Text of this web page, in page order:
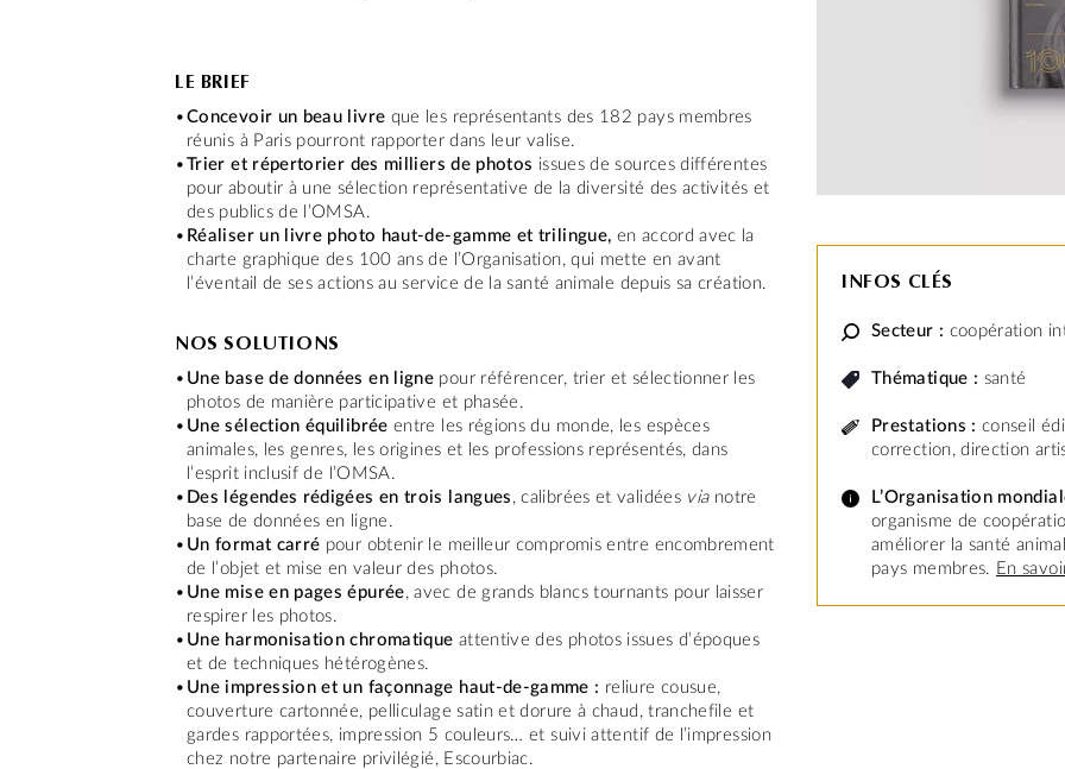
LE BRIEF
Concevoir un beau livre que les représentants des 182 pays membres
réunis à Paris pourront rapporter dans leur valise.
Trier et répertorier des milliers de photos issues de sources différentes
pour aboutir à une sélection représentative de la diversité des activités et
des publics de l’OMSA.
Réaliser un livre photo haut-de-gamme et trilingue, en accord avec la
charte graphique des 100 ans de l’Organisation, qui mette en avant
l’éventail de ses actions au service de la santé animale depuis sa création.
NOS SOLUTIONS
Une base de données en ligne pour référencer, trier et sélectionner les
photos de manière participative et phasée.
Une sélection équilibrée entre les régions du monde, les espèces
animales, les genres, les origines et les professions représentés, dans
l’esprit inclusif de l’OMSA.
Des légendes rédigées en trois langues , calibrées et validées vianotre
base de données en ligne.
Un format carré pour obtenir le meilleur compromis entre encombrement
de l’objet et mise en valeur des photos.
Une mise en pages épurée, avec de grands blancs tournants pour laisser
respirer les photos.
Une harmonisation chromatique attentive des photos issues d’époques
et de techniques hétérogènes.
Une impression et un façonnage haut-de-gamme : reliure cousue,
couverture cartonnée, pelliculage satin et dorure à chaud, tranchefile et
gardes rapportées, impression 5 couleurs… et suivi attentif de l’impression
chez notre partenaire privilégié, Escourbiac.
INFOS CLÉS
Secteur : coopération
Thématique : santé
Prestations : conseil
correction, direction
L’Organisation
organisme de
améliorer la santé
pays membres. En